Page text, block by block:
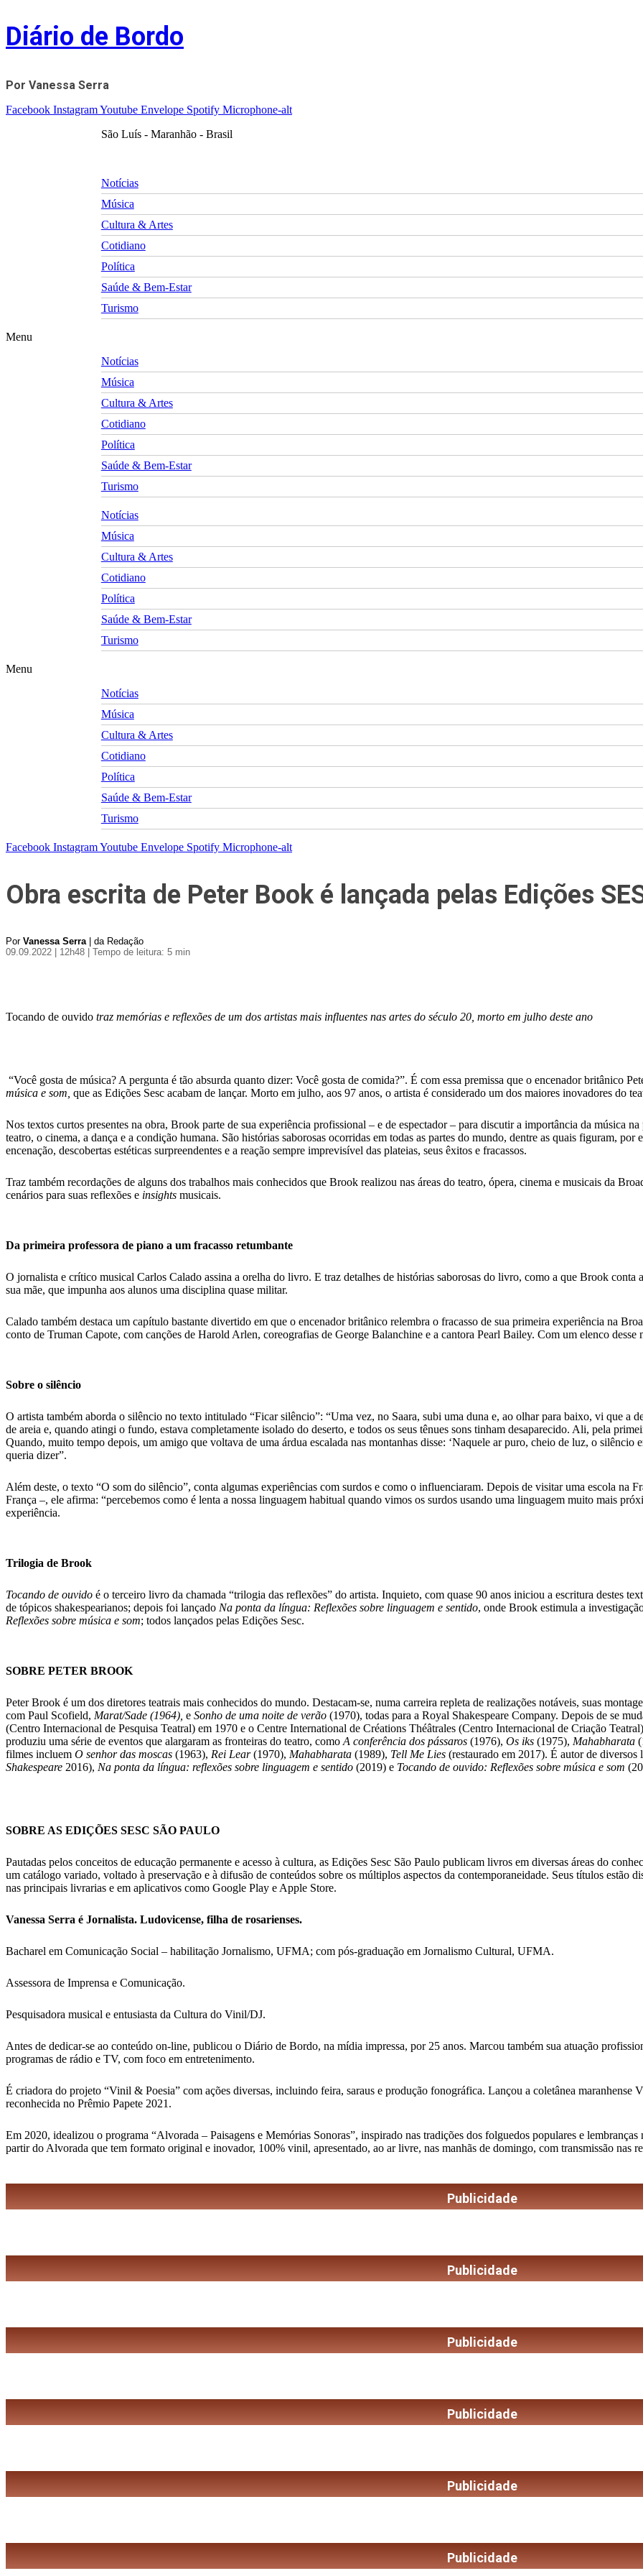
Skip
to
content
Diário de Bordo
Por Vanessa Serra
Facebook InstagramYoutube Envelope Spotify Microphone-alt
São Luís - Maranhão - Brasil
Notícias
Música
Cultura & Artes
Cotidiano
Política
Saúde & Bem-Estar
Turismo
Menu
Notícias
Música
Cultura & Artes
Cotidiano
Política
Saúde & Bem-Estar
Turismo
Notícias
Música
Cultura & Artes
Cotidiano
Política
Saúde & Bem-Estar
Turismo
Menu
Notícias
Música
Cultura & Artes
Cotidiano
Política
Saúde & Bem-Estar
Turismo
Facebook InstagramYoutube Envelope Spotify Microphone-alt
Obra escrita de Peter Book é lançada pelas Edições
Por Vanessa Serra| da Redação
09.09.2022 | 12h48
| Tempo de leitura: 5 min
Tocando de ouvido traz memórias e reflexões de um dos artistas mais influentes nas artes do século 20, morto em julho deste ano
“Você gosta de música? A pergunta é tão absurda quanto dizer: Você gosta de comida?”. É com essa premissa que o encenador britânico
música e som, que as Edições Sesc acabam de lançar. Morto em julho, aos 97 anos, o artista é considerado um dos maiores inovadores do
Nos textos curtos presentes na obra, Brook parte de sua experiência profissional – e de espectador – para discutir a importância da música
teatro, o cinema, a dança e a condição humana. São histórias saborosas ocorridas em todas as partes do mundo, dentre as quais figuram,
encenação, descobertas estéticas surpreendentes e a reação sempre imprevisível das plateias, seus êxitos e fracassos.
Traz também recordações de alguns dos trabalhos mais conhecidos que Brook realizou nas áreas do teatro, ópera, cinema e musicais da
cenários para suas reflexões e insights musicais.
Da primeira professora de piano a um fracasso retumbante
O jornalista e crítico musical Carlos Calado assina a orelha do livro. E traz detalhes de histórias saborosas do livro, como a que Brook conta
sua mãe, que impunha aos alunos uma disciplina quase militar.
Calado também destaca um capítulo bastante divertido em que o encenador britânico relembra o fracasso de sua primeira experiência na
conto de Truman Capote, com canções de Harold Arlen, coreografias de George Balanchine e a cantora Pearl Bailey. Com um elenco
Sobre o silêncio
O artista também aborda o silêncio no texto intitulado “Ficar silêncio”: “Uma vez, no Saara, subi uma duna e, ao olhar para baixo, vi que a
de areia e, quando atingi o fundo, estava completamente isolado do deserto, e todos os seus tênues sons tinham desaparecido. Ali, pela
Quando, muito tempo depois, um amigo que voltava de uma árdua escalada nas montanhas disse: ‘Naquele ar puro, cheio de luz, o silêncio
queria dizer”.
Além deste, o texto “O som do silêncio”, conta algumas experiências com surdos e como o influenciaram. Depois de visitar uma escola na
França –, ele afirma: “percebemos como é lenta a nossa linguagem habitual quando vimos os surdos usando uma linguagem muito mais
experiência.
Trilogia de Brook
Tocando de ouvido é o terceiro livro da chamada “trilogia das reflexões” do artista. Inquieto, com quase 90 anos iniciou a escritura destes
de tópicos shakespearianos; depois foi lançado Na ponta da língua: Reflexões sobre linguagem e sentido, onde Brook estimula a
Reflexões sobre música e som; todos lançados pelas Edições Sesc.
SOBRE PETER BROOK
Peter Brook é um dos diretores teatrais mais conhecidos do mundo. Destacam-se, numa carreira repleta de realizações notáveis, suas
com Paul Scofield, Marat/Sade (1964), e Sonho de uma noite de verão (1970), todas para a Royal Shakespeare Company. Depois de se
(Centro Internacional de Pesquisa Teatral) em 1970 e o Centre International de Créations Théâtrales (Centro Internacional de Criação
produziu uma série de eventos que alargaram as fronteiras do teatro, como A conferência dos pássaros (1976), Os iks (1975), Mahabharata
filmes incluem O senhor das moscas (1963), Rei Lear(1970), Mahabharata (1989), Tell Me Lies (restaurado em 2017). É autor de
Shakespeare 2016), Na ponta da língua: reflexões sobre linguagem e sentido (2019) e Tocando de ouvido: Reflexões sobre música e som
SOBRE AS EDIÇÕES SESC SÃO PAULO
Pautadas pelos conceitos de educação permanente e acesso à cultura, as Edições Sesc São Paulo publicam livros em diversas áreas do
um catálogo variado, voltado à preservação e à difusão de conteúdos sobre os múltiplos aspectos da contemporaneidade. Seus títulos estão
nas principais livrarias e em aplicativos como Google Play e Apple Store.
Vanessa Serra é Jornalista. Ludovicense, filha de rosarienses.
Bacharel em Comunicação Social – habilitação Jornalismo, UFMA; com pós-graduação em Jornalismo Cultural, UFMA.
Assessora de Imprensa e Comunicação.
Pesquisadora musical e entusiasta da Cultura do Vinil/DJ.
Antes de dedicar-se ao conteúdo on-line, publicou o Diário de Bordo, na mídia impressa, por 25 anos. Marcou também sua atuação
programas de rádio e TV, com foco em entretenimento.
É criadora do projeto “Vinil & Poesia” com ações diversas, incluindo feira, saraus e produção fonográfica. Lançou a coletânea
reconhecida no Prêmio Papete 2021.
Em 2020, idealizou o programa “Alvorada – Paisagens e Memórias Sonoras”, inspirado nas tradições dos folguedos populares e
partir do Alvorada que tem formato original e inovador, 100% vinil, apresentado, ao ar livre, nas manhãs de domingo, com transmissão nas
Publicidade
Publicidade
Publicidade
Publicidade
Publicidade
Publicidade